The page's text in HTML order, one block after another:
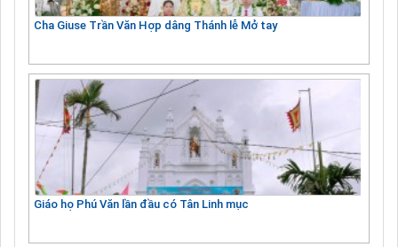
Cha Giuse Trần Văn Hợp dâng Thánh lễ Mở tay
Giáo họ Phú Văn lần đầu có Tân Linh mục